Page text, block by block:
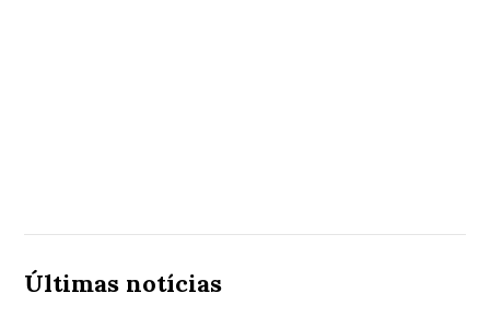
Últimas notícias